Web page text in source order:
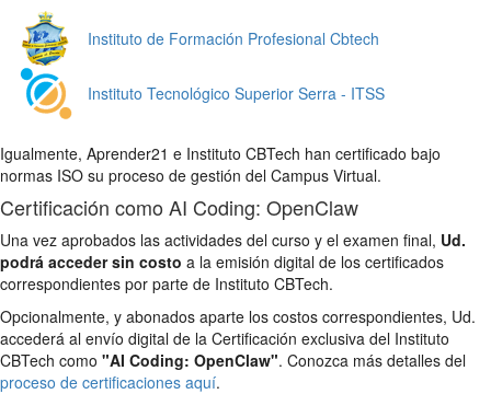
Instituto de Formación Profesional Cbtech
Instituto Tecnológico Superior Serra - ITSS
Igualmente, Aprender21 e Instituto CBTech han certificado bajo
normas ISO su proceso de gestión del Campus Virtual.
Certificación como AI Coding: OpenClaw
Una vez aprobados las actividades del curso y el examen final, Ud.
podrá acceder sin costo a la emisión digital de los certificados
correspondientes por parte de Instituto CBTech.
Opcionalmente, y abonados aparte los costos correspondientes, Ud.
accederá al envío digital de la Certificación exclusiva del Instituto
CBTech como "AI Coding: OpenClaw". Conozca más detalles del
proceso de certificaciones aquí.